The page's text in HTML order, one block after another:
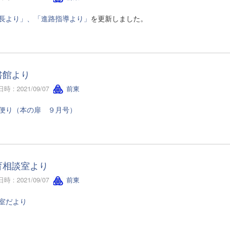
より」、「進路指導より」 を更新しました。
より
時 : 2021/09/07 前東
り（本の扉 ９月号）
談室より
時 : 2021/09/07 前東
だより